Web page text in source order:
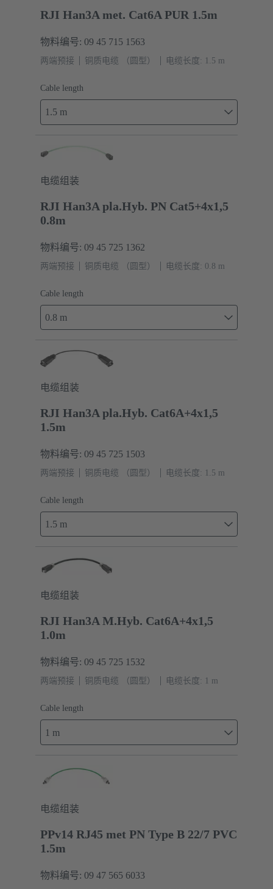
RJI Han3A met. Cat6A PUR 1.5m
物料编号: 09 45 715 1563
两端预接 铜质电缆 （圆型） 电缆长度: 1.5 m
Cable length
1.5 m
电缆组装
RJI Han3A pla.Hyb. PN Cat5+4x1,5
0.8m
物料编号: 09 45 725 1362
两端预接 铜质电缆 （圆型） 电缆长度: 0.8 m
Cable length
0.8 m
电缆组装
RJI Han3A pla.Hyb. Cat6A+4x1,5
1.5m
物料编号: 09 45 725 1503
两端预接 铜质电缆 （圆型） 电缆长度: 1.5 m
Cable length
1.5 m
电缆组装
RJI Han3A M.Hyb. Cat6A+4x1,5
1.0m
物料编号: 09 45 725 1532
两端预接 铜质电缆 （圆型） 电缆长度: 1 m
Cable length
1 m
电缆组装
PPv14 RJ45 met PN Type B 22/7 PVC
1.5m
物料编号: 09 47 565 6033